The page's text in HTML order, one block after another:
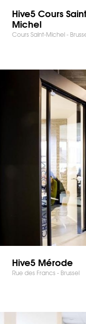
Hive5 Cours
Michel
Cours Saint-Michel -
Hive5 Mérode
Rue des Francs - Brussel